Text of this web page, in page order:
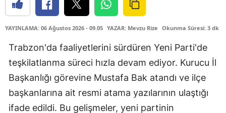
YAYINLAMA: 06 Ağustos 2026 - 09.05 YAZAR: Mevzu Rize Okunma Süresi: 3 dk
Trabzon'da faaliyetlerini sürdüren Yeni Parti'de
teşkilatlanma süreci hızla devam ediyor. Kurucu İl
Başkanlığı görevine Mustafa Bak atandı ve ilçe
başkanlarına ait resmi atama yazılarının ulaştığı
ifade edildi. Bu gelişmeler, yeni partinin